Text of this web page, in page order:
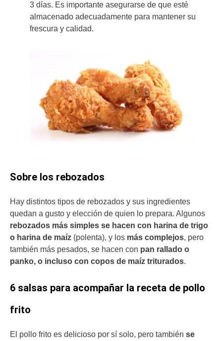
3 días. Es importante asegurarse de que esté
almacenado adecuadamente para mantener su
frescura y calidad.
Sobre los rebozados
Hay distintos tipos de rebozados y sus ingredientes
quedan a gusto y elección de quien lo prepara. Algunos
rebozados más simples se hacen con harina de trigo
o harina de maíz (polenta), y los más complejos, pero
también más pesados, se hacen con pan rallado o
panko, o incluso con copos de maíz triturados.
6 salsas para acompañar la receta de pollo
frito
El pollo frito es delicioso por sí solo, pero también se